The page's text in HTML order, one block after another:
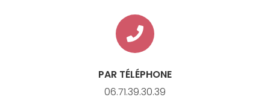
PAR TÉLÉPHONE
06.71.39.30.39